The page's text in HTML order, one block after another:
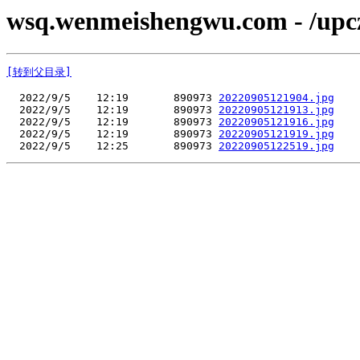
wsq.wenmeishengwu.com - /
[转到父目录]
  2022/9/5    12:19       890973
20220905121904.jpg
  2022/9/5    12:19       890973
20220905121913.jpg
  2022/9/5    12:19       890973
20220905121916.jpg
  2022/9/5    12:19       890973
20220905121919.jpg
  2022/9/5    12:25       890973
20220905122519.jpg